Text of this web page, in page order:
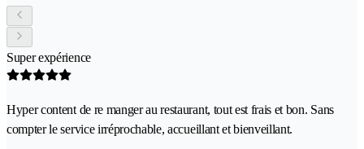
Super expérience
Hyper content de re manger au restaurant, tout est frais et bon. Sans
compter le service irréprochable, accueillant et bienveillant.